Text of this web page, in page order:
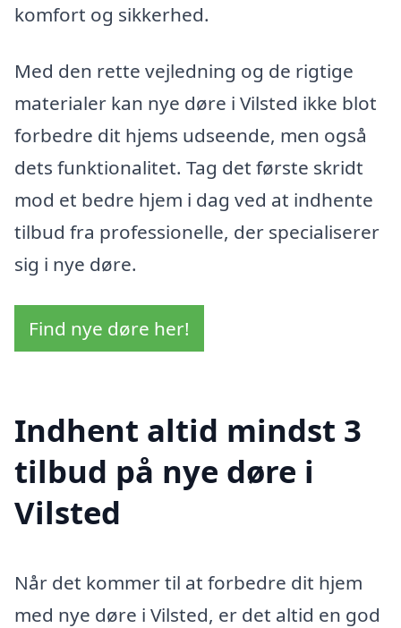
komfort og sikkerhed.
Med den rette vejledning og de rigtige
materialer kan nye døre i Vilsted ikke blot
forbedre dit hjems udseende, men også
dets funktionalitet. Tag det første skridt
mod et bedre hjem i dag ved at indhente
tilbud fra professionelle, der specialiserer
sig i nye døre.
Find nye døre her!
Indhent altid mindst 3
tilbud på nye døre i
Vilsted
Når det kommer til at forbedre dit hjem
med nye døre i Vilsted, er det altid en god